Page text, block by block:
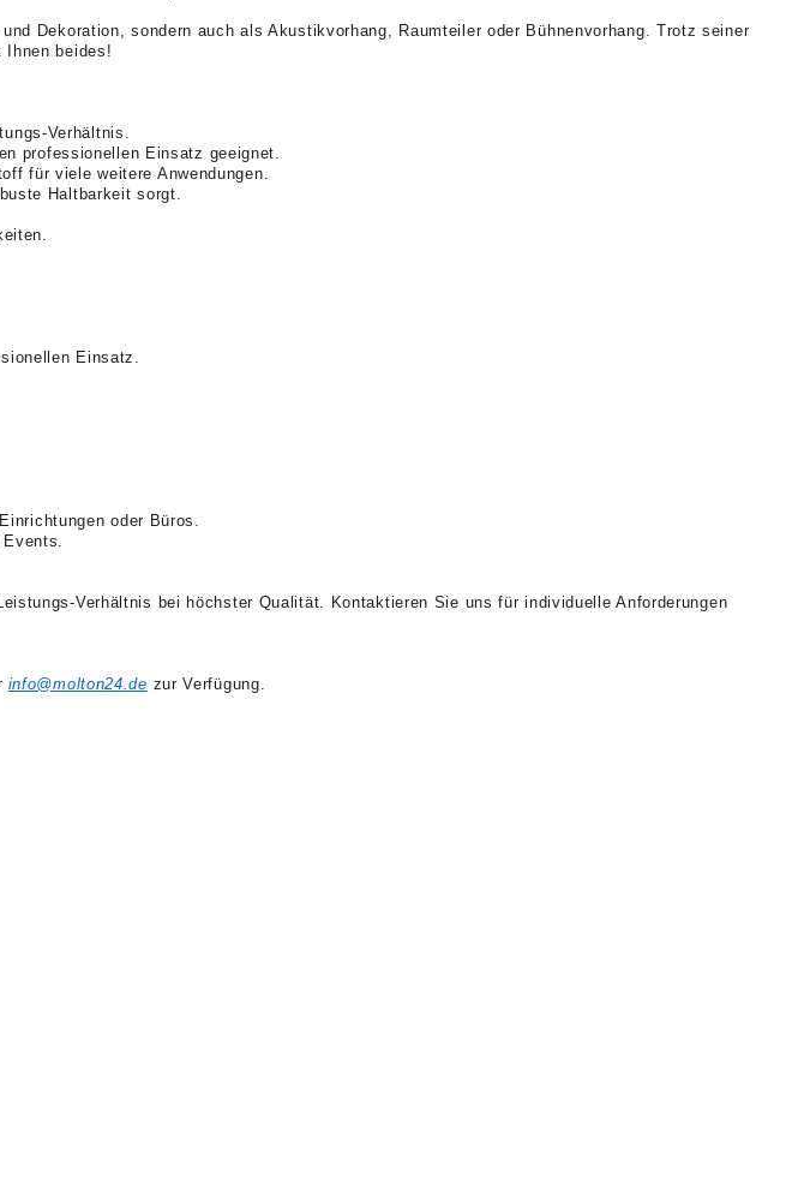
Dekoration, sondern auch als Akustikvorhang, Raumteiler oder Bühnenvorhang. Trotz seiner
Ihnen beides!
Verhältnis.
professionellen Einsatz geeignet.
für viele weitere Anwendungen.
Haltbarkeit sorgt.
Einsatz.
oder Büros.
Verhältnis bei höchster Qualität. Kontaktieren Sie uns für individuelle Anforderungen
info@molton24.de zur Verfügung.